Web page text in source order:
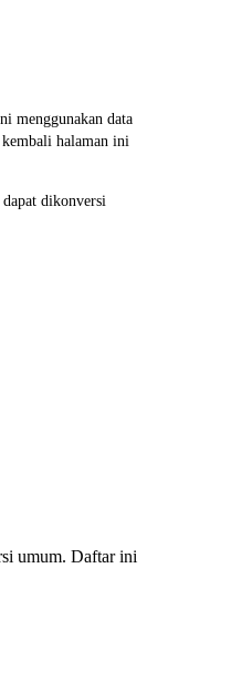
menggunakan data
halaman ini
dikonversi
umum. Daftar ini